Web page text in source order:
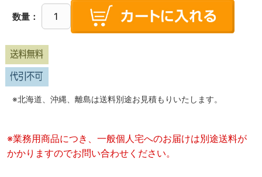
数量：
※北海道、沖縄、離島は送料別途お見積もりいたします。
※業務用商品につき、一般個人宅へのお届けは別途送料が
かかりますのでお問い合わせください。